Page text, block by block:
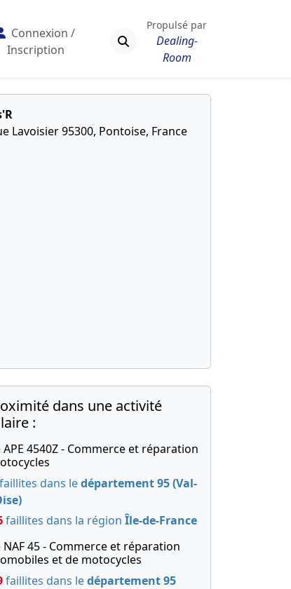
Connexion /
Inscription
Propulsé par
Dealing-
Room
Lavoisier 95300, Pontoise, France
dans une activité
:
APE 4540Z - Commerce et réparation
faillites dans ledépartement 95 (Val-
faillites dans la région Île-de-France
NAF 45 - Commerce et réparation
et de motocycles
faillites dans ledépartement 95